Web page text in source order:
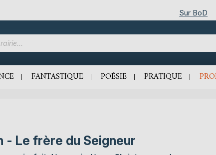
Sur BoD
FANTASTIQUE POÉSIE PRATIQUE
- Le frère du Seigneur